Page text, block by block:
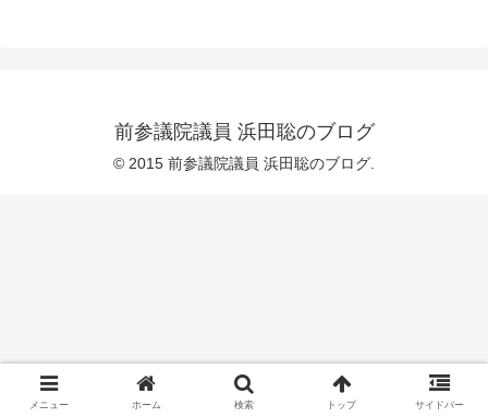
前参議院議員 浜田聡のブログ
© 2015 前参議院議員 浜田聡のブログ.
メニュー ホーム 検索 トップ サイドバー